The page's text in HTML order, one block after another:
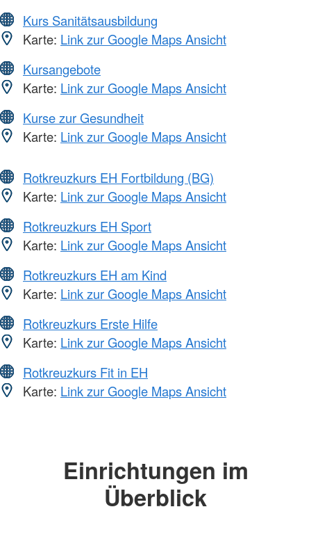
Kurs Sanitätsausbildung
Karte: Link zur Google Maps Ansicht
Kursangebote
Karte: Link zur Google Maps Ansicht
Kurse zur Gesundheit
Karte: Link zur Google Maps Ansicht
Rotkreuzkurs EH Fortbildung (BG)
Karte: Link zur Google Maps Ansicht
Rotkreuzkurs EH Sport
Karte: Link zur Google Maps Ansicht
Rotkreuzkurs EH am Kind
Karte: Link zur Google Maps Ansicht
Rotkreuzkurs Erste Hilfe
Karte: Link zur Google Maps Ansicht
Rotkreuzkurs Fit in EH
Karte: Link zur Google Maps Ansicht
Einrichtungen im
Überblick